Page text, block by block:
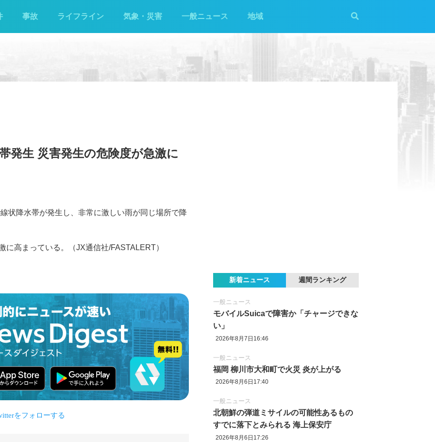
事故 ライフライン 気象・災害 一般ニュース 地域
発生 災害発生の危険度が急激に
状降水帯が発生し、非常に激しい雨が同じ場所で降
高まっている。（JX通信社/FASTALERT）
新着ニュース 週間ランキング
一般ニュース
モバイルSuicaで障害か「チャージできな
い」
2026年8月7日16:46
一般ニュース
福岡 柳川市大和町で火災 炎が上がる
2026年8月6日17:40
一般ニュース
北朝鮮の弾道ミサイルの可能性あるもの
すでに落下とみられる 海上保安庁
2026年8月6日17:26